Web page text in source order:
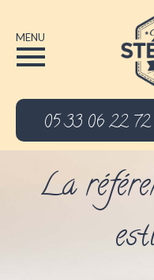
MENU
05 33 06 22 72
La